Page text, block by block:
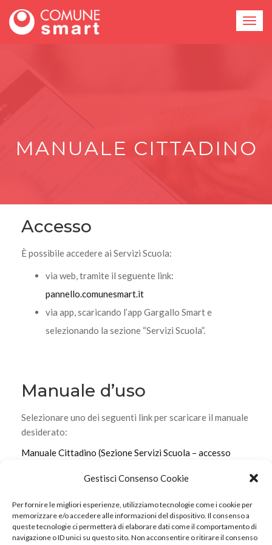
Gestisci Consenso Cookie
Per fornire le migliori esperienze, utilizziamo tecnologie come i cookie per
memorizzare e/o accedere alle informazioni del dispositivo. Il consenso a
queste tecnologie ci permetterà di elaborare dati come il comportamento di
navigazione o ID unici su questo sito. Non acconsentire o ritirare il consenso
MANUALE CITTADINO
Accesso
È possibile accedere ai Servizi Scuola:
via web, tramite il seguente link:
pannello.comunesmart.it
via app, scaricando l’app Gargallo Smart e
selezionando la sezione “Servizi Scuola”.
Manuale d’uso
Selezionare uno dei seguenti link per scaricare il manuale
desiderato:
Manuale Cittadino (Sezione Servizi Scuola – accesso
App)